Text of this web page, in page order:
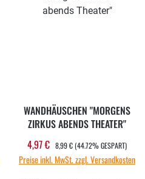
WANDHÄUSCHEN "MORGENS
ZIRKUS ABENDS THEATER"
Verkaufspreis:
4,97 € REGULÄRER PREIS:
8,99 €(44.72% GESPART)
Preise inkl. MwSt. zzgl. Versandkosten